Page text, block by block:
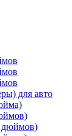
для авто
дюймов)